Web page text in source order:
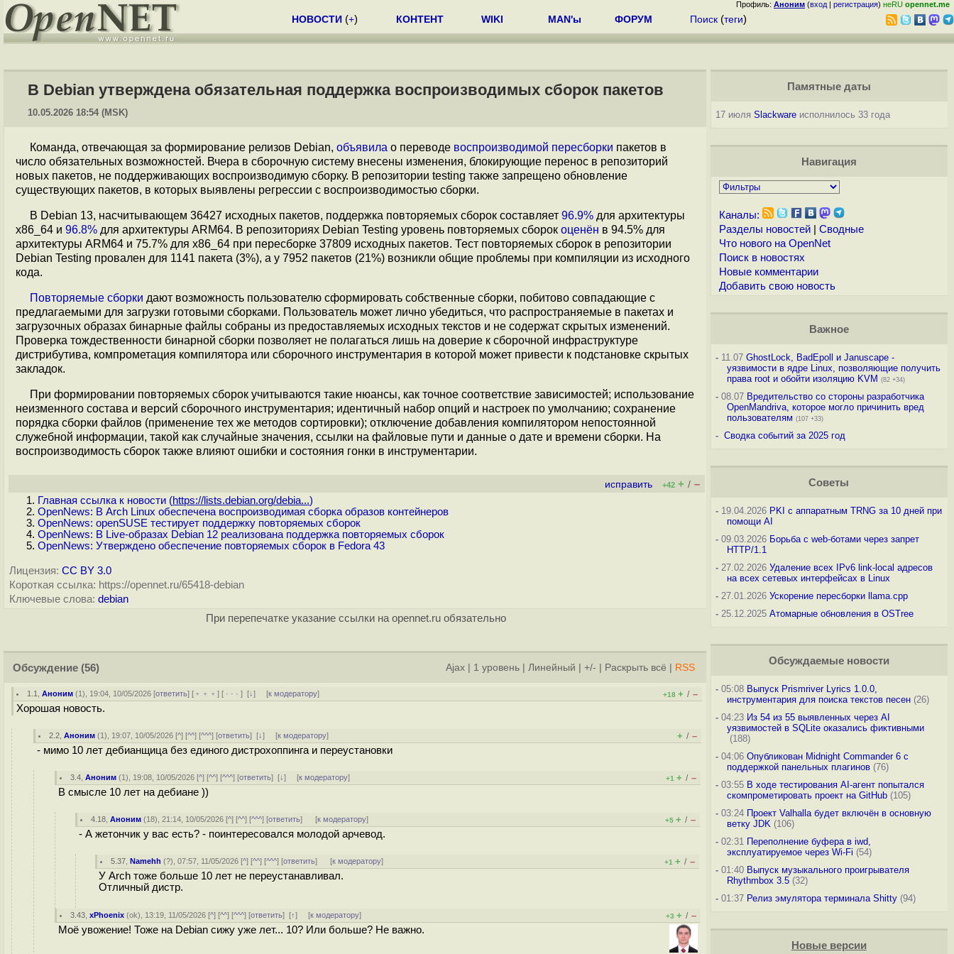
Профиль: Аноним (вход | регистрация) неRU opennet.me
НОВОСТИ (+) КОНТЕНТ WIKI MAN'ы ФОРУМ Поиск (теги)
В Debian утверждена обязательная поддержка воспроизводимых сборок пакетов
10.05.2026 18:54 (MSK)
Команда, отвечающая за формирование релизов Debian, объявила о переводе воспроизводимой пересборки пакетов в
число обязательных возможностей. Вчера в сборочную систему внесены изменения, блокирующие перенос в репозиторий
новых пакетов, не поддерживающих воспроизводимую сборку. В репозитории testing также запрещено обновление
существующих пакетов, в которых выявлены регрессии с воспроизводимостью сборки.
В Debian 13, насчитывающем 36427 исходных пакетов, поддержка повторяемых сборок составляет 96.9% для архитектуры
x86_64 и 96.8% для архитектуры ARM64. В репозиториях Debian Testing уровень повторяемых сборок оценён в 94.5% для
архитектуры ARM64 и 75.7% для x86_64 при пересборке 37809 исходных пакетов. Тест повторяемых сборок в репозитории
Debian Testing провален для 1141 пакета (3%), а у 7952 пакетов (21%) возникли общие проблемы при компиляции из исходного
кода.
Повторяемые сборки дают возможность пользователю сформировать собственные сборки, побитово совпадающие с
предлагаемыми для загрузки готовыми сборками. Пользователь может лично убедиться, что распространяемые в пакетах и
загрузочных образах бинарные файлы собраны из предоставляемых исходных текстов и не содержат скрытых изменений.
Проверка тождественности бинарной сборки позволяет не полагаться лишь на доверие к сборочной инфраструктуре
дистрибутива, компрометация компилятора или сборочного инструментария в которой может привести к подстановке скрытых
закладок.
При формировании повторяемых сборок учитываются такие нюансы, как точное соответствие зависимостей; использование
неизменного состава и версий сборочного инструментария; идентичный набор опций и настроек по умолчанию; сохранение
порядка сборки файлов (применение тех же методов сортировки); отключение добавления компилятором непостоянной
служебной информации, такой как случайные значения, ссылки на файловые пути и данные о дате и времени сборки. На
воспроизводимость сборок также влияют ошибки и состояния гонки в инструментарии.
исправить +42 + / –
Главная ссылка к новости (https://lists.debian.org/debia...)
OpenNews: В Arch Linux обеспечена воспроизводимая сборка образов контейнеров
OpenNews: openSUSE тестирует поддержку повторяемых сборок
OpenNews: В Live-образах Debian 12 реализована поддержка повторяемых сборок
OpenNews: Утверждено обеспечение повторяемых сборок в Fedora 43
Лицензия: CC BY 3.0
Короткая ссылка: https://opennet.ru/65418-debian
Ключевые слова: debian
При перепечатке указание ссылки на opennet.ru обязательно
Обсуждение (56) Ajax 1 уровень Линейный +/- Раскрыть всё RSS
1.1 ,Аноним (1), 19:04, 10/05/2026 [ответить] [ ﹢﹢﹢] [ · · ·][↓] [к модератору] +18 + / –
Хорошая новость.
2.2 ,Аноним (1), 19:07, 10/05/2026 [^] [^^] [^^^] [ответить][↓] [к модератору] + / –
- мимо 10 лет дебианщица без единого дистрохоппинга и переустановки
3.4 ,Аноним (1), 19:08, 10/05/2026 [^] [^^] [^^^] [ответить][↓] [к модератору] +1 + / –
В смысле 10 лет на дебиане ))
4.18 ,Аноним (18), 21:14, 10/05/2026 [^] [^^] [^^^] [ответить] [к модератору] +5 + / –
- А жетончик у вас есть? - поинтересовался молодой арчевод.
5.37 ,Namehh (?), 07:57, 11/05/2026 [^] [^^] [^^^] [ответить] [к модератору] +1 + / –
У Arch тоже больше 10 лет не переустанавливал.
Отличный дистр.
3.43 ,xPhoenix (ok), 13:19, 11/05/2026 [^] [^^] [^^^] [ответить][↑] [к модератору] +3 + / –
Моё увожение! Тоже на Debian сижу уже лет... 10? Или больше? Не важно.
Памятные даты
17 июля Slackwareисполнилось 33 года
Навигация
Каналы:
Разделы новостей| Сводные
Что нового на OpenNet
Поиск в новостях
Новые комментарии
Добавить свою новость
Важное
-11.07 GhostLock, BadEpoll и Januscape -
уязвимости в ядре Linux, позволяющие получить
права root и обойти изоляцию KVM (82 +34)
-08.07 Вредительство со стороны разработчика
OpenMandriva, которое могло причинить вред
пользователям (107 +33)
- Сводка событий за 2025 год
Советы
-19.04.2026 PKI с аппаратным TRNG за 10 дней при
помощи AI
-09.03.2026 Борьба с web-ботами через запрет
HTTP/1.1
-27.02.2026 Удаление всех IPv6 link-local адресов
на всех сетевых интерфейсах в Linux
-27.01.2026 Ускорение пересборки llama.cpp
-25.12.2025 Атомарные обновления в OSTree
Обсуждаемые новости
-05:08 Выпуск Prismriver Lyrics 1.0.0,
инструментария для поиска текстов песен(26)
-04:23 Из 54 из 55 выявленных через AI
уязвимостей в SQLite оказались фиктивными
(188)
-04:06 Опубликован Midnight Commander 6 c
поддержкой панельных плагинов(76)
-03:55 В ходе тестирования AI-агент попытался
скомпрометировать проект на GitHub(105)
-03:24 Проект Valhalla будет включён в основную
ветку JDK(106)
-02:31 Переполнение буфера в iwd,
эксплуатируемое через Wi-Fi (54)
-01:40 Выпуск музыкального проигрывателя
Rhythmbox 3.5(32)
-01:37 Релиз эмулятора терминала Shitty(94)
Новые версии